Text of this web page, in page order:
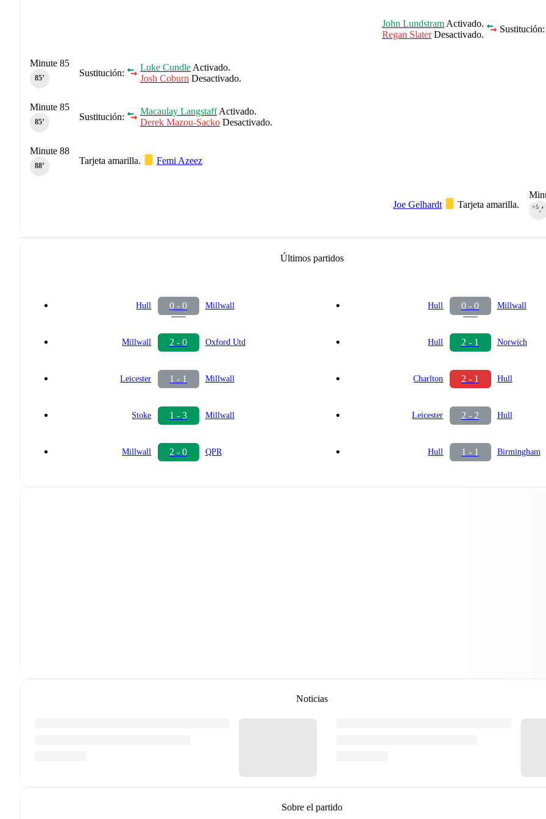
Sustitución:
John Lundstram Activado.
Regan SlaterDesactivado.
Sustitución:
Luke Cundle Activado.
Josh Coburn Desactivado.
Minute 85
85‎’‎
Sustitución:
Macaulay LangstaffActivado.
Derek Mazou-Sacko Desactivado.
Minute 85
85‎’‎
Tarjeta amarilla. Femi Azeez
Minute 88
88‎’‎
90‎’‎
+5
Tarjeta amarilla.
Joe Gelhardt
Últimos partidos
Hull 0 - 0 Millwall
Millwall 2 - 0 Oxford Utd
Leicester 1 - 1 Millwall
Stoke 1 - 3 Millwall
Millwall 2 - 0 QPR
Hull 0 - 0 Millwall
Hull 2 - 1 Norwich
Charlton 2 - 1 Hull
Leicester 2 - 2 Hull
Hull 1 - 1 Birmingham
Noticias
Sobre el partido